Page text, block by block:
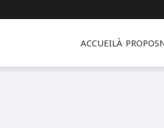
ACCUEILÀ PROPOS